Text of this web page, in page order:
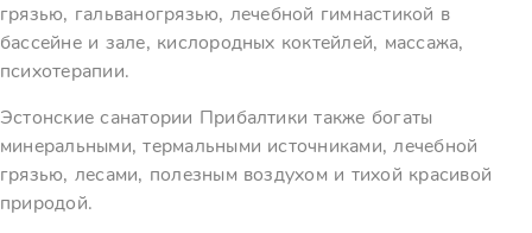
грязью, гальваногрязью, лечебной гимнастикой в
бассейне и зале, кислородных коктейлей, массажа,
психотерапии.
Эстонские санатории Прибалтики также богаты
минеральными, термальными источниками, лечебной
грязью, лесами, полезным воздухом и тихой красивой
природой.